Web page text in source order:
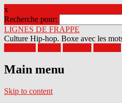
x
Recherche pour:
LIGNES DE FRAPPE
Culture Hip-hop. Boxe avec les
Main menu
Skip to content